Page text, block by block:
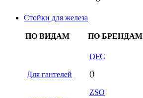
Стойки для железа
ПО ВИДАМ ПО БРЕНДАМ
Для гантелей
DFC
()
ZSO